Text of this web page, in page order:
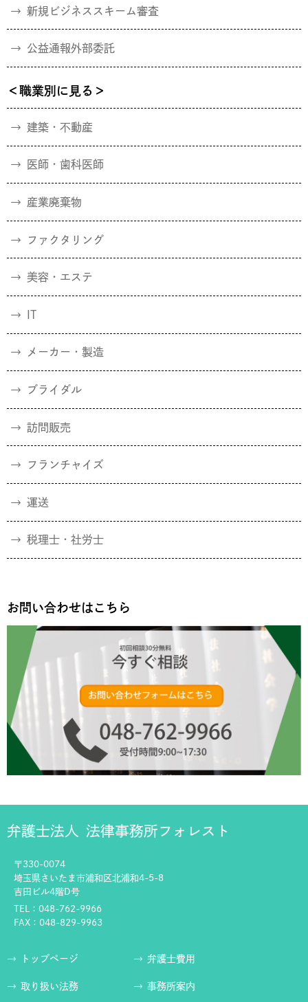
新規ビジネススキーム審査
公益通報外部委託
＜職業別に見る＞
建築・不動産
医師・歯科医師
産業廃棄物
ファクタリング
美容・エステ
IT
メーカー・製造
ブライダル
訪問販売
フランチャイズ
運送
税理士・社労士
お問い合わせはこちら
弁護士法人 法律事務所フォレスト
〒330-0074
埼玉県さいたま市浦和区北浦和4-5-8
吉田ビル4階D号
TEL：048-762-9966
FAX：048-829-9963
トップページ
取り扱い法務
弁護士費用
事務所案内